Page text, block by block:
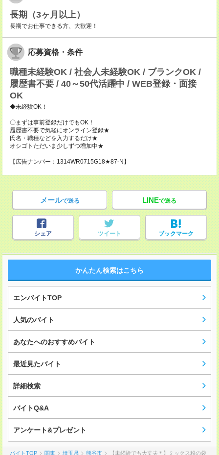
長期（3ヶ月以上）
長期でお仕事できる方、大歓迎！
応募資格・条件
職種未経験OK / 社会人未経験OK / ブランクOK /
履歴書不要 / 40～50代活躍中 / WEB登録・面接
OK
◆未経験OK！
〇まずは事前登録だけでもOK！
履歴書不要で気軽にオンライン登録★
氏名・職種などを入力するだけ★
オシゴトただいま少しずつ増加中★
【広告ナンバー：1314WR0715G18★87-N】
メールで送る LINEで送る
シェア ツイート ブックマーク
かんたん検索はこちら
エンバイトTOP
人気のバイト
あなたへのおすすめバイト
最近見たバイト
詳細検索
バイトQ&A
アンケート&プレゼント
バイトTOP 関東 埼玉県 熊谷市 【未経験でも大丈夫＊】ミックス粉の袋